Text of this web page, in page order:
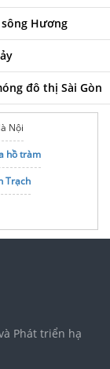
Hương
đô thị Sài Gòn
Nội
hồ tràm
Trạch
Phát triển hạ